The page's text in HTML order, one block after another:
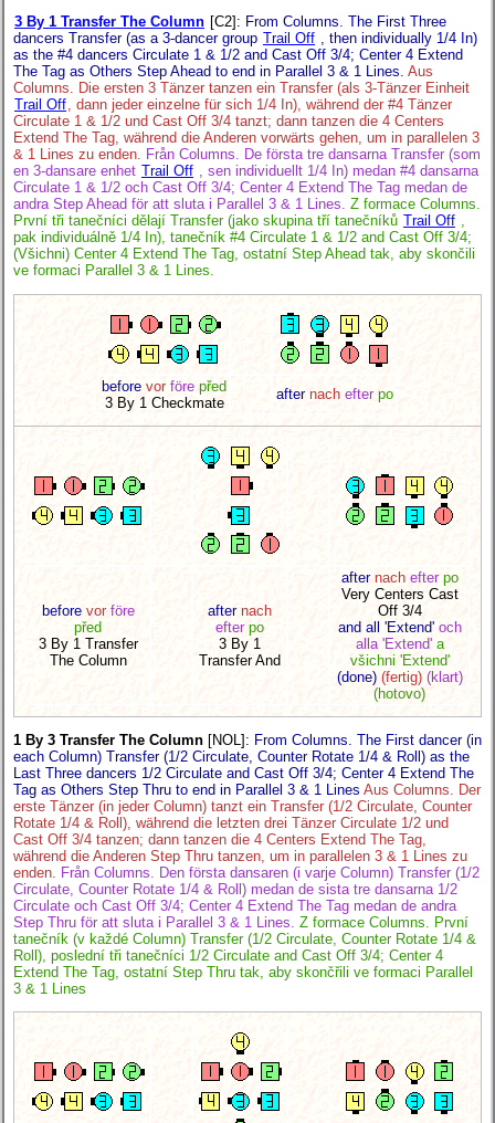
3 By 1 Transfer The Column [C2] : From Columns. The First Three
dancers Transfer (as a 3-dancer group Trail Off , then individually 1/4 In)
as the #4 dancers Circulate 1 & 1/2 and Cast Off 3/4; Center 4 Extend
The Tag as Others Step Ahead to end in Parallel 3 & 1 Lines. Aus
Columns. Die ersten 3 Tänzer tanzen ein Transfer (als 3-Tänzer Einheit
Trail Off, dann jeder einzelne für sich 1/4 In), während der #4 Tänzer
Circulate 1 & 1/2 und Cast Off 3/4 tanzt; dann tanzen die 4 Centers
Extend The Tag, während die Anderen vorwärts gehen, um in parallelen 3
& 1 Lines zu enden. Från Columns. De första tre dansarna Transfer (som
en 3-dansare enhet Trail Off , sen individuellt 1/4 In) medan #4 dansarna
Circulate 1 & 1/2 och Cast Off 3/4; Center 4 Extend The Tag medan de
andra Step Ahead för att sluta i Parallel 3 & 1 Lines. Z formace Columns.
První tři tanečníci dělají Transfer (jako skupina tří tanečníků Trail Off ,
pak individuálně 1/4 In), tanečník #4 Circulate 1 & 1/2 and Cast Off 3/4;
(Všichni) Center 4 Extend The Tag, ostatní Step Ahead tak, aby skončili
ve formaci Parallel 3 & 1 Lines.
before vor före před
3 By 1 Checkmate
after nach efter po
before vor före
před
3 By 1 Transfer
The Column
after nach
efter po
3 By 1
Transfer And
after nach efter po
Very Centers Cast
Off 3/4
and all 'Extend' och
alla 'Extend' a
všichni 'Extend'
(done) (fertig) (klart)
(hotovo)
1 By 3 Transfer The Column [NOL] : From Columns. The First dancer (in
each Column) Transfer (1/2 Circulate, Counter Rotate 1/4 & Roll) as the
Last Three dancers 1/2 Circulate and Cast Off 3/4; Center 4 Extend The
Tag as Others Step Thru to end in Parallel 3 & 1 Lines Aus Columns. Der
erste Tänzer (in jeder Column) tanzt ein Transfer (1/2 Circulate, Counter
Rotate 1/4 & Roll), während die letzten drei Tänzer Circulate 1/2 und
Cast Off 3/4 tanzen; dann tanzen die 4 Centers Extend The Tag,
während die Anderen Step Thru tanzen, um in parallelen 3 & 1 Lines zu
enden.
Från Columns. Den första dansaren (i varje Column) Transfer (1/2
Circulate, Counter Rotate 1/4 & Roll) medan de sista tre dansarna 1/2
Circulate och Cast Off 3/4; Center 4 Extend The Tag medan de andra
Step Thru för att sluta i Parallel 3 & 1 Lines. Z formace Columns. První
tanečník (v každé Column) Transfer (1/2 Circulate, Counter Rotate 1/4 &
Roll), poslední tři tanečníci 1/2 Circulate and Cast Off 3/4; Center 4
Extend The Tag, ostatní Step Thru tak, aby skončřili ve formaci Parallel
3 & 1 Lines